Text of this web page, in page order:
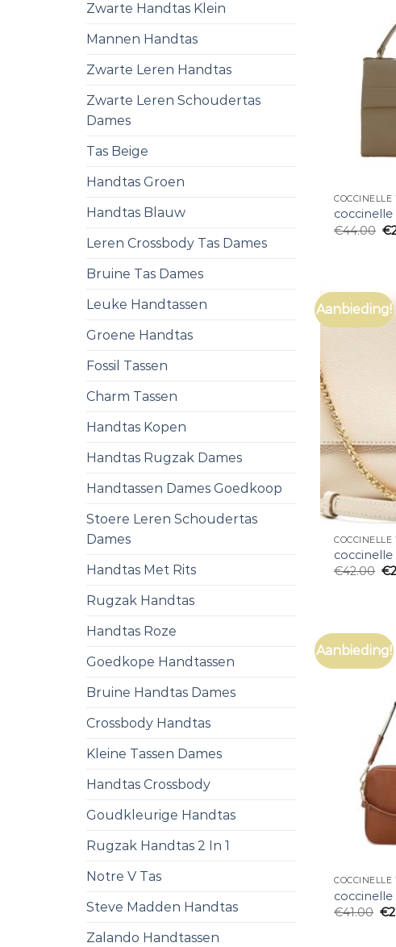
Zwarte Handtas Klein
Mannen Handtas
Zwarte Leren Handtas
Zwarte Leren Schoudertas
Dames
Tas Beige
Handtas Groen
Handtas Blauw
Leren Crossbody Tas Dames
Bruine Tas Dames
Leuke Handtassen
Groene Handtas
Fossil Tassen
Charm Tassen
Handtas Kopen
Handtas Rugzak Dames
Handtassen Dames Goedkoop
Stoere Leren Schoudertas
Dames
Handtas Met Rits
Rugzak Handtas
Handtas Roze
Goedkope Handtassen
Bruine Handtas Dames
Crossbody Handtas
Kleine Tassen Dames
Handtas Crossbody
Goudkleurige Handtas
Rugzak Handtas 2 In 1
Notre V Tas
Steve Madden Handtas
Zalando Handtassen
COCCINELLE
coccinelle
€44.00 €
Aanbieding!
COCCINELLE
coccinelle
€42.00 €
Aanbieding!
COCCINELLE
coccinelle
€41.00 €